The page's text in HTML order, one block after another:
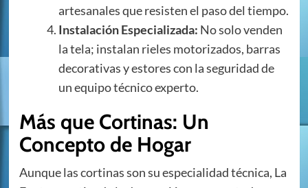
artesanales que resisten el paso del tiempo.
Instalación Especializada: No solo venden
la tela; instalan rieles motorizados, barras
decorativas y estores con la seguridad de
un equipo técnico experto.
Más que Cortinas: Un
Concepto de Hogar
Aunque las cortinas son su especialidad técnica, La